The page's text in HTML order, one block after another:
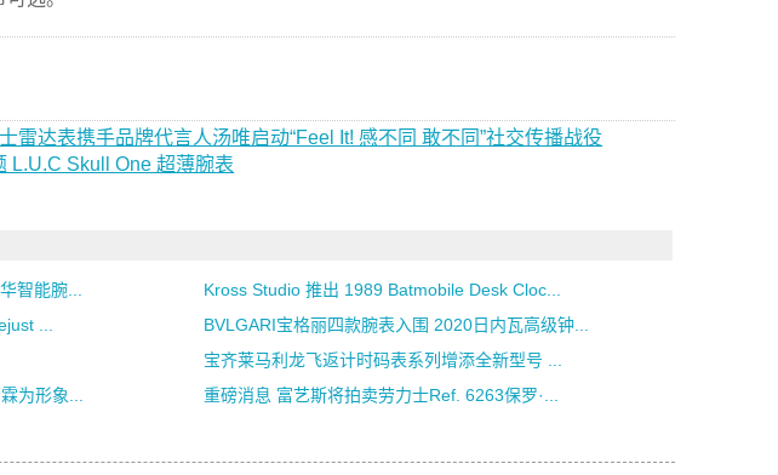
雷达表携手品牌代言人汤唯启动“Feel It! 感不同 敢不同”社交传播战役
L.U.C Skull One 超薄腕表
智能腕...
Kross Studio 推出 1989 Batmobile Desk Cloc...
...
BVLGARI宝格丽四款腕表入围 2020日内瓦高级钟...
宝齐莱马利龙飞返计时码表系列增添全新型号 ...
为形象...
重磅消息 富艺斯将拍卖劳力士Ref. 6263保罗·...